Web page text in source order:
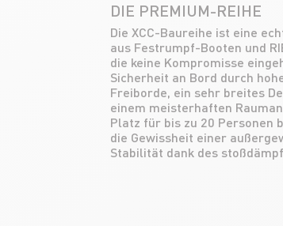
DIE PREMIUM-REIHE
Die XCC-Baureihe ist eine
aus Festrumpf-Booten und
die keine Kompromisse
Sicherheit an Bord durch
Freiborde, ein sehr breites
einem meisterhaften
Platz für bis zu 20 Personen
die Gewissheit einer
Stabilität dank des
Schlauchkörpers. Diese
sich an
Langstreckenfahrten
äußerst komfortable
Sanitäreinrichtungen sowie
Platzangebot an Bord für